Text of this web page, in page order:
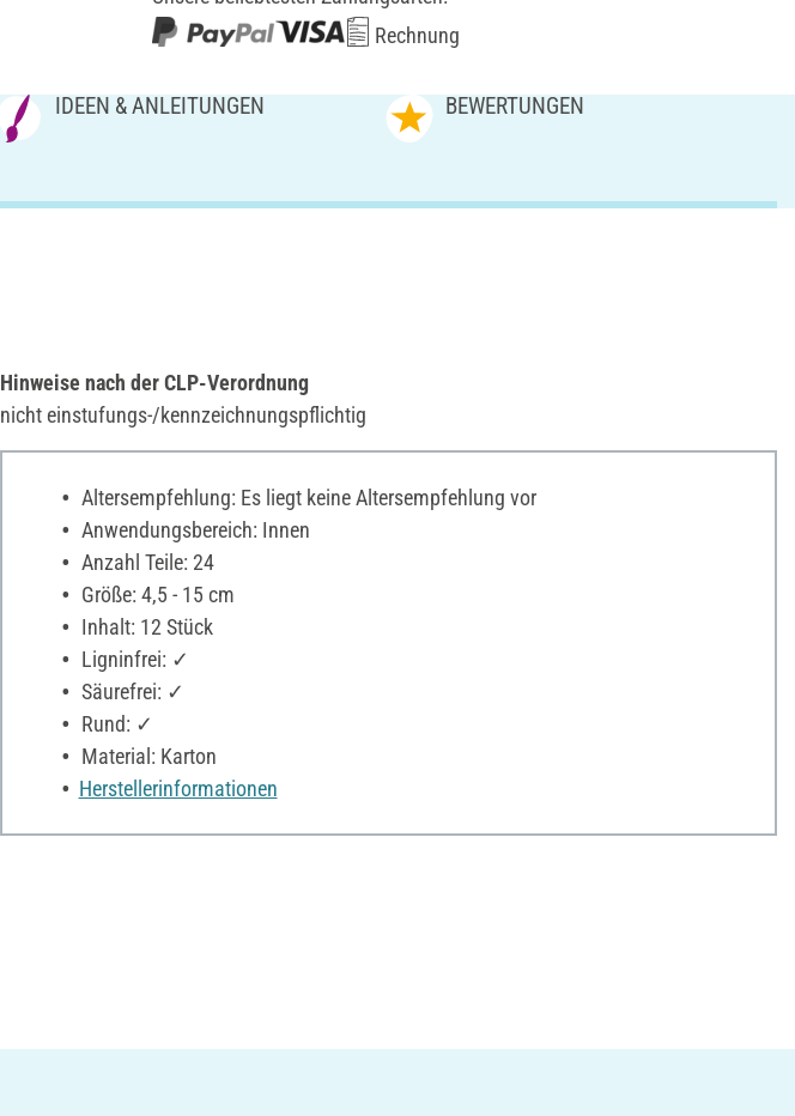
Rechnung
IDEEN & ANLEITUNGEN BEWERTUNGEN
Hinweise nach der CLP-Verordnung
nicht einstufungs-/kennzeichnungspflichtig
Altersempfehlung: Es liegt keine Altersempfehlung vor
Anwendungsbereich: Innen
Anzahl Teile: 24
Größe: 4,5 - 15 cm
Inhalt: 12 Stück
Ligninfrei: ✓
Säurefrei: ✓
Rund: ✓
Material: Karton
Herstellerinformationen